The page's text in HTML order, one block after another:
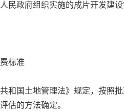
民政府组织实施的成片开发建
标准
和国土地管理法》规定，按照
估的方法确定。